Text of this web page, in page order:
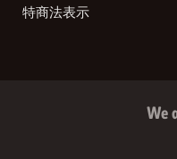
特商法表示
We